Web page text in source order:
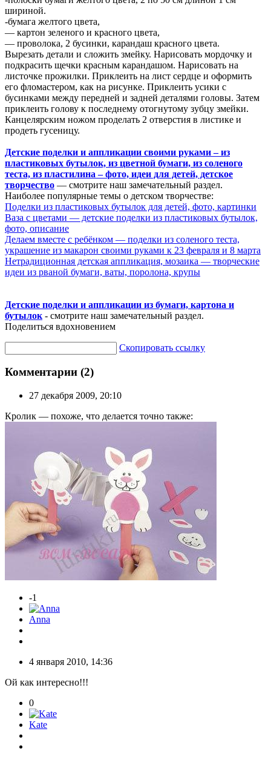
шириной.
-бумага желтого цвета,
— картон зеленого и красного цвета,
— проволока, 2 бусинки, карандаш красного цвета.
Вырезать детали и сложить змейку. Нарисовать мордочку и
подкрасить щечки красным карандашом. Нарисовать на
листочке прожилки. Приклеить на лист сердце и оформить
его фломастером, как на рисунке. Приклеить усики с
бусинками между передней и задней деталями головы. Затем
приклеить голову к последнему отогнутому зубцу змейки.
Канцелярским ножом проделать 2 отверстия в листике и
продеть гусеницу.
Детские поделки и аппликации своими руками – из
пластиковых бутылок, из цветной бумаги, из соленого
теста, из пластилина – фото, идеи для детей, детское
творчество — смотрите наш замечательный раздел.
Наиболее популярные темы о детском творчестве:
Поделки из пластиковых бутылок для детей, фото, картинки
Ваза с цветами — детские поделки из пластиковых бутылок,
фото, описание
Делаем вместе с ребёнком — поделки из соленого теста,
украшение из макарон своими руками к 23 февраля и 8 марта
Нетрадиционная детская аппликация, мозаика — творческие
идеи из рваной бумаги, ваты, поролона, крупы
Детские поделки и аппликации из бумаги, картона и
бутылок - смотрите наш замечательный раздел.
Поделиться вдохновением
Скопировать ссылку
Комментарии (2)
27 декабря 2009, 20:10
Кролик — похоже, что делается точно также:
-1
Anna
4 января 2010, 14:36
Ой как интересно!!!
0
Kate